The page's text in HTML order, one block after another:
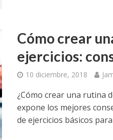
Cómo crear
ejercicios:
10 diciembre, 2018
¿Cómo crear una rutina
expone los mejores
de ejercicios básicos